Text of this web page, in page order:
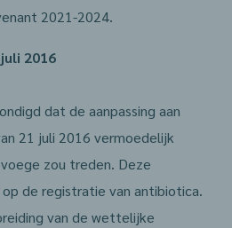
2021-2024.
2016
dat de aanpassing aan
21 juli 2016 vermoedelijk
zou treden. Deze
de registratie van antibiotica.
van de wettelijke